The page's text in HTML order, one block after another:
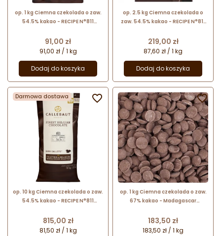
op. 1 kg Ciemna czekolada o zaw.
54.5% kakao - RECIPE N°811
Cena
91,00 zł
91,00 zł / 1 kg
Dodaj do koszyka
op. 2.5 kg Ciemna czekolada o
zaw. 54.5% kakao - RECIPE N°811
Cena
219,00 zł
87,60 zł / 1 kg
Dodaj do koszyka
Darmowa dostawa
op. 10 kg Ciemna czekolada o zaw.
54.5% kakao - RECIPE N°811
Cena
815,00 zł
81,50 zł / 1 kg

op. 1 kg Ciemna czekolada o zaw.
67% kakao - Madagascar
Cena
183,50 zł
183,50 zł / 1 kg
